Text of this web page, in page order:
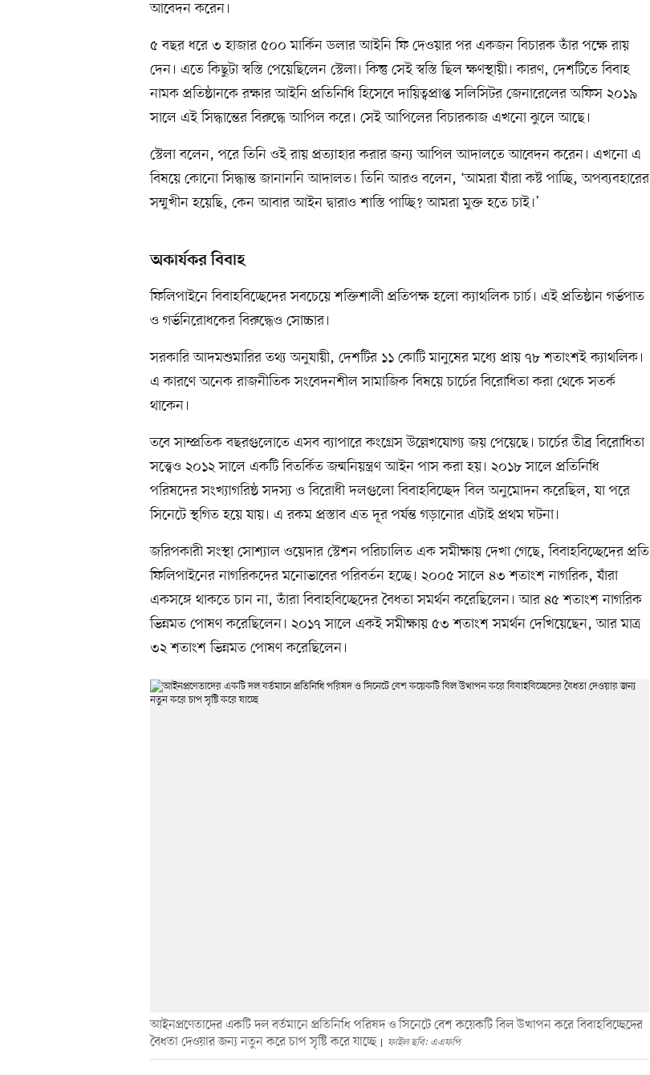
আবেদন করেন।
৫ বছর ধরে ৩ হাজার ৫০০ মার্কিন ডলার আইনি ফি দেওয়ার পর একজন বিচারক তাঁর পক্ষে রায়
দেন। এতে কিছুটা স্বস্তি পেয়েছিলেন স্টেলা। কিন্তু সেই স্বস্তি ছিল ক্ষণস্থায়ী। কারণ, দেশটিতে বিবাহ
নামক প্রতিষ্ঠানকে রক্ষার আইনি প্রতিনিধি হিসেবে দায়িত্বপ্রাপ্ত সলিসিটর জেনারেলের অফিস ২০১৯
সালে এই সিদ্ধান্তের বিরুদ্ধে আপিল করে। সেই আপিলের বিচারকাজ এখনো ঝুলে আছে।
স্টেলা বলেন, পরে তিনি ওই রায় প্রত্যাহার করার জন্য আপিল আদালতে আবেদন করেন। এখনো এ
বিষয়ে কোনো সিদ্ধান্ত জানাননি আদালত। তিনি আরও বলেন, ‘আমরা যাঁরা কষ্ট পাচ্ছি, অপব্যবহারের
সম্মুখীন হয়েছি, কেন আবার আইন দ্বারাও শাস্তি পাচ্ছি? আমরা মুক্ত হতে চাই।’
অকার্যকর বিবাহ
ফিলিপাইনে বিবাহবিচ্ছেদের সবচেয়ে শক্তিশালী প্রতিপক্ষ হলো ক্যাথলিক চার্চ। এই প্রতিষ্ঠান গর্ভপাত
ও গর্ভনিরোধকের বিরুদ্ধেও সোচ্চার।
সরকারি আদমশুমারির তথ্য অনুযায়ী, দেশটির ১১ কোটি মানুষের মধ্যে প্রায় ৭৮ শতাংশই ক্যাথলিক।
এ কারণে অনেক রাজনীতিক সংবেদনশীল সামাজিক বিষয়ে চার্চের বিরোধিতা করা থেকে সতর্ক
থাকেন।
তবে সাম্প্রতিক বছরগুলোতে এসব ব্যাপারে কংগ্রেস উল্লেখযোগ্য জয় পেয়েছে। চার্চের তীব্র বিরোধিতা
সত্ত্বেও ২০১২ সালে একটি বিতর্কিত জন্মনিয়ন্ত্রণ আইন পাস করা হয়। ২০১৮ সালে প্রতিনিধি
পরিষদের সংখ্যাগরিষ্ঠ সদস্য ও বিরোধী দলগুলো বিবাহবিচ্ছেদ বিল অনুমোদন করেছিল, যা পরে
সিনেটে স্থগিত হয়ে যায়। এ রকম প্রস্তাব এত দূর পর্যন্ত গড়ানোর এটাই প্রথম ঘটনা।
জরিপকারী সংস্থা সোশ্যাল ওয়েদার স্টেশন পরিচালিত এক সমীক্ষায় দেখা গেছে, বিবাহবিচ্ছেদের প্রতি
ফিলিপাইনের নাগরিকদের মনোভাবের পরিবর্তন হচ্ছে। ২০০৫ সালে ৪৩ শতাংশ নাগরিক, যাঁরা
একসঙ্গে থাকতে চান না, তাঁরা বিবাহবিচ্ছেদের বৈধতা সমর্থন করেছিলেন। আর ৪৫ শতাংশ নাগরিক
ভিন্নমত পোষণ করেছিলেন। ২০১৭ সালে একই সমীক্ষায় ৫৩ শতাংশ সমর্থন দেখিয়েছেন, আর মাত্র
৩২ শতাংশ ভিন্নমত পোষণ করেছিলেন।
আইনপ্রণেতাদের একটি দল বর্তমানে প্রতিনিধি পরিষদ ও সিনেটে বেশ কয়েকটি বিল উত্থাপন করে বিবাহবিচ্ছেদের
বৈধতা দেওয়ার জন্য নতুন করে চাপ সৃষ্টি করে যাচ্ছে
ফাইল ছবি: এএফপি